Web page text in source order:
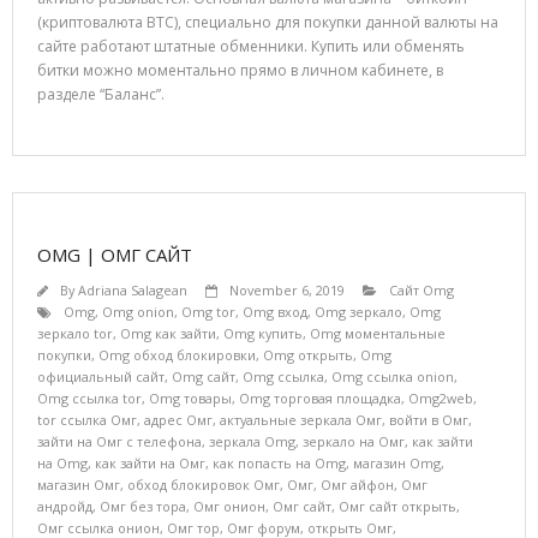
(криптовалюта BTC), специально для покупки данной валюты на
сайте работают штатные обменники. Купить или обменять
битки можно моментально прямо в личном кабинете, в
разделе “Баланс”.
OMG | ОМГ САЙТ
ByAdriana Salagean November 6, 2019
Сайт Omg
Omg, Omg onion, Omg tor, Omg вход, Omg зеркало, Omg
зеркало tor, Omg как зайти, Omg купить, Omg моментальные
покупки, Omg обход блокировки, Omg открыть, Omg
официальный сайт, Omg сайт, Omg ссылка, Omg ссылка onion,
Omg ссылка tor, Omg товары, Omg торговая площадка, Omg2web,
tor ссылка Омг, адрес Омг, актуальные зеркала Омг, войти в Омг,
зайти на Омг с телефона, зеркала Omg, зеркало на Омг, как зайти
на Omg, как зайти на Омг, как попасть на Omg, магазин Omg,
магазин Омг, обход блокировок Омг, Омг, Омг айфон, Омг
андройд, Омг без тора, Омг онион, Омг сайт, Омг сайт открыть,
Омг ссылка онион, Омг тор, Омг форум, открыть Омг,